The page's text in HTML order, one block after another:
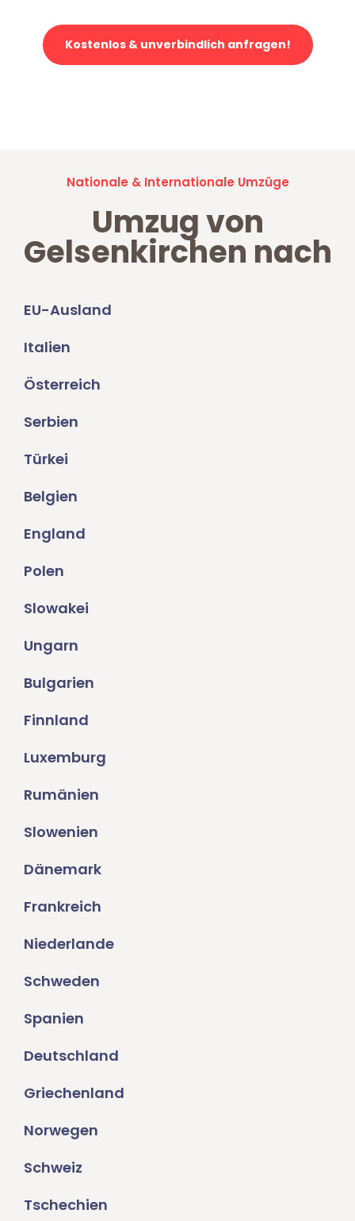
Kostenlos & unverbindlich anfragen!
Nationale & Internationale Umzüge
Umzug von
Gelsenkirchen nach
EU-Ausland
Italien
Österreich
Serbien
Türkei
Belgien
England
Polen
Slowakei
Ungarn
Bulgarien
Finnland
Luxemburg
Rumänien
Slowenien
Dänemark
Frankreich
Niederlande
Schweden
Spanien
Deutschland
Griechenland
Norwegen
Schweiz
Tschechien